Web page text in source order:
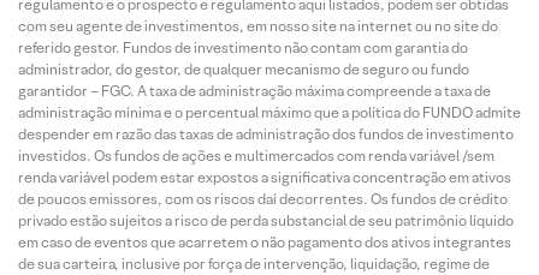
regulamento e o prospecto e regulamento aqui listados, podem ser obtidas
com seu agente de investimentos, em nosso site na internet ou no site do
referido gestor. Fundos de investimento não contam com garantia do
administrador, do gestor, de qualquer mecanismo de seguro ou fundo
garantidor – FGC. A taxa de administração máxima compreende a taxa de
administração mínima e o percentual máximo que a política do FUNDO admite
despender em razão das taxas de administração dos fundos de investimento
investidos. Os fundos de ações e multimercados com renda variável /sem
renda variável podem estar expostos a significativa concentração em ativos
de poucos emissores, com os riscos daí decorrentes. Os fundos de crédito
privado estão sujeitos a risco de perda substancial de seu patrimônio líquido
em caso de eventos que acarretem o não pagamento dos ativos integrantes
de sua carteira, inclusive por força de intervenção, liquidação, regime de